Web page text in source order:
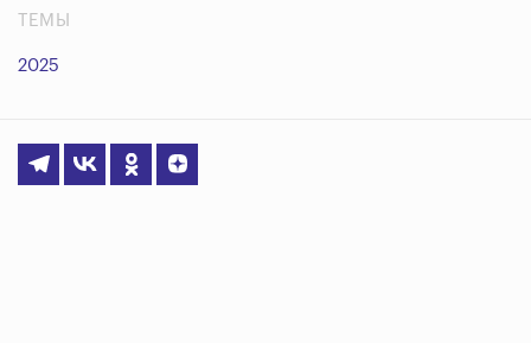
ТЕМЫ
2025